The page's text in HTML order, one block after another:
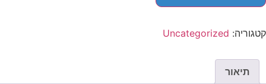
קטגוריה: Uncategorized
תיאור